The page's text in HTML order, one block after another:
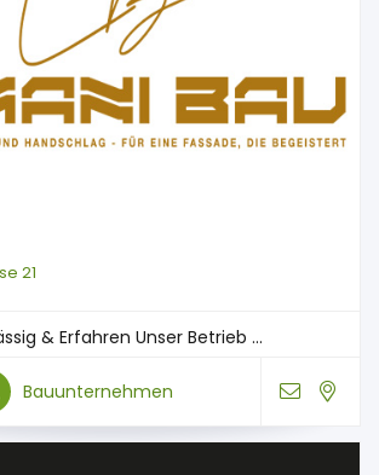
21
& Erfahren Unser Betrieb ...
Bauunternehmen